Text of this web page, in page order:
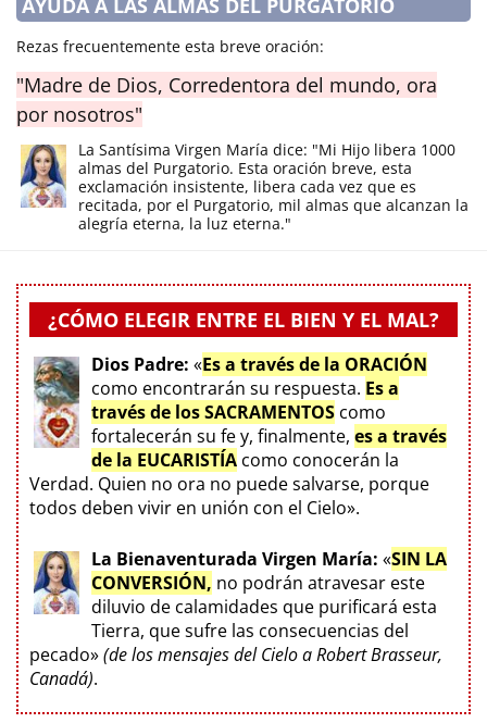
Rezas frecuentemente esta breve oración:
"Madre de Dios, Corredentora del mundo, ora
por nosotros"
La Santísima Virgen María dice: "Mi Hijo libera 1000
almas del Purgatorio. Esta oración breve, esta
exclamación insistente, libera cada vez que es
recitada, por el Purgatorio, mil almas que alcanzan la
alegría eterna, la luz eterna."
¿CÓMO ELEGIR ENTRE EL BIEN Y EL MAL?
Dios Padre: «Es a través de la ORACIÓN
como encontrarán su respuesta. Es a
través de los SACRAMENTOS como
fortalecerán su fe y, finalmente, es a través
de la EUCARISTÍA como conocerán la
Verdad. Quien no ora no puede salvarse, porque
todos deben vivir en unión con el Cielo».
La Bienaventurada Virgen María: «SIN LA
CONVERSIÓN, no podrán atravesar este
diluvio de calamidades que purificará esta
Tierra, que sufre las consecuencias del
pecado»(de los mensajes del Cielo a Robert Brasseur,
Canadá).